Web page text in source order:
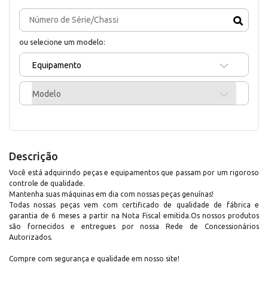
ou selecione um modelo:
Equipamento
Modelo
Descrição
Você está adquirindo peças e equipamentos que passam por um rigoroso
controle de qualidade.
Mantenha suas máquinas em dia com nossas peças genuínas!
Todas nossas peças vem com certificado de qualidade de fábrica e
garantia de 6 meses a partir na Nota Fiscal emitida.Os nossos produtos
são fornecidos e entregues por nossa Rede de Concessionários
Autorizados.
Compre com segurança e qualidade em nosso site!